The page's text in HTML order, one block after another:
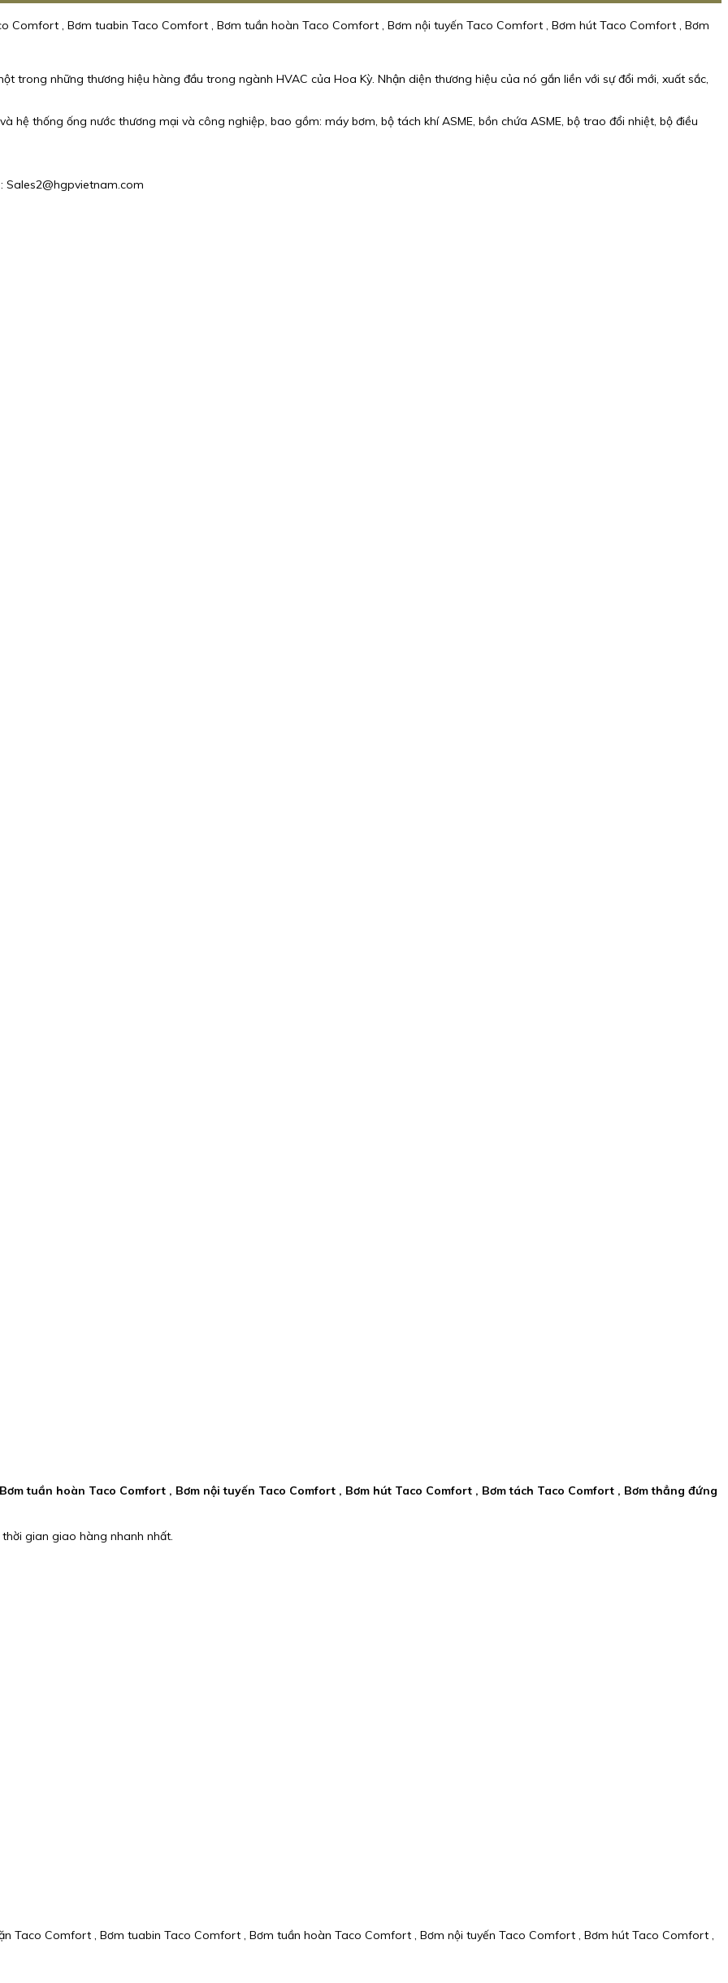
Comfort , Bơm tuabin Taco Comfort , Bơm tuần hoàn Taco Comfort , Bơm nội tuyến Taco Comfort , Bơm hút Taco Comfort , Bơm
trong những thương hiệu hàng đầu trong ngành HVAC của Hoa Kỳ. Nhận diện thương hiệu của nó gắn liền với sự đổi mới, xuất sắc,
hệ thống ống nước thương mại và công nghiệp, bao gồm: máy bơm, bộ tách khí ASME, bồn chứa ASME, bộ trao đổi nhiệt, bộ điều
Sales2@hgpvietnam.com
tuần hoàn Taco Comfort , Bơm nội tuyến Taco Comfort , Bơm hút Taco Comfort , Bơm tách Taco Comfort , Bơm thẳng đứng
gian giao hàng nhanh nhất.
Taco Comfort , Bơm tuabin Taco Comfort , Bơm tuần hoàn Taco Comfort , Bơm nội tuyến Taco Comfort , Bơm hút Taco Comfort ,